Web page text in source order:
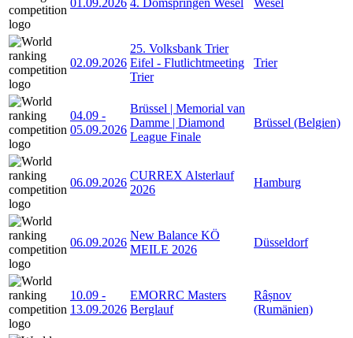
02.09.2026
25. Volksbank Trier
Eifel - Flutlichtmeeting
Trier
Trier
04.09 -
05.09.2026
Brüssel | Memorial van
Damme | Diamond
League Finale
Brüssel (Belgien)
06.09.2026
CURREX Alsterlauf
2026
Hamburg
06.09.2026
New Balance KÖ
MEILE 2026
Düsseldorf
10.09 -
13.09.2026
EMORRC Masters
Berglauf
Râșnov
(Rumänien)